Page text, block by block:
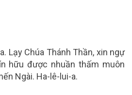
Lạy Chúa Thánh Thần, xin ngự
hữu được nhuần thấm muôn
Ngài. Ha-lê-lui-a.